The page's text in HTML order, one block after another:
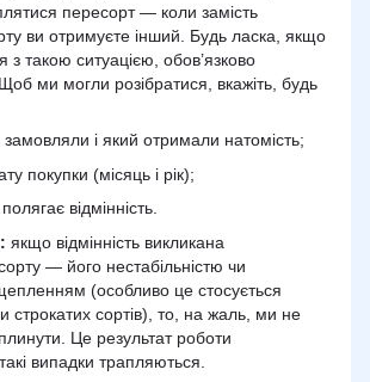
пересорт — коли замість
ви отримуєте інший. Будь ласка, якщо
з такою ситуацією, обов’язково
ми могли розібратися, вкажіть, будь
і який отримали натомість;
покупки (місяць і рік);
відмінність.
якщо відмінність викликана
— його нестабільністю чи
(особливо це стосується
строкатих сортів), то, на жаль, ми не
Це результат роботи
випадки трапляються.